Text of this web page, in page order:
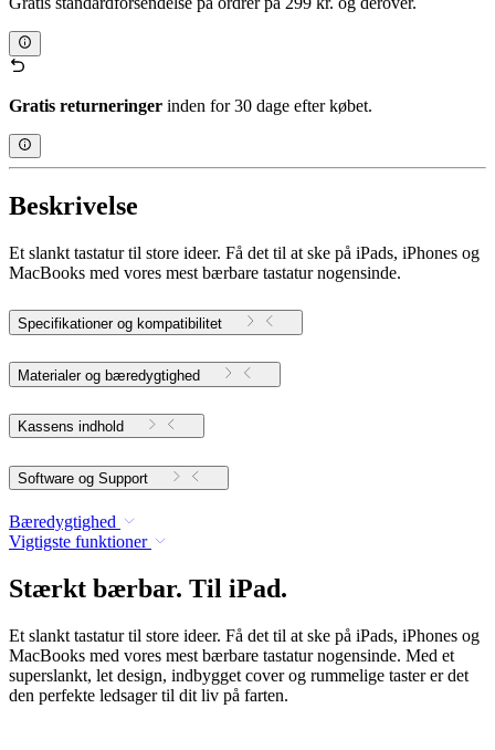
Gratis returneringer inden for 30 dage efter købet.
Beskrivelse
Et slankt tastatur til store ideer. Få det til at ske på iPads, iPhones og
MacBooks med vores mest bærbare tastatur nogensinde.
Specifikationer og kompatibilitet
Materialer og bæredygtighed
Kassens indhold
Software og Support
Bæredygtighed
Vigtigste funktioner
Stærkt bærbar. Til iPad.
Et slankt tastatur til store ideer. Få det til at ske på iPads, iPhones og
MacBooks med vores mest bærbare tastatur nogensinde. Med et
superslankt, let design, indbygget cover og rummelige taster er det
den perfekte ledsager til dit liv på farten.